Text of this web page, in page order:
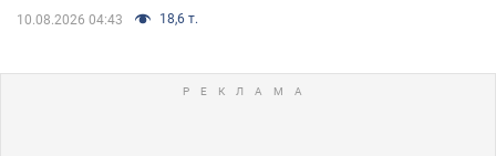
10.08.2026 04:43 18,6 т.